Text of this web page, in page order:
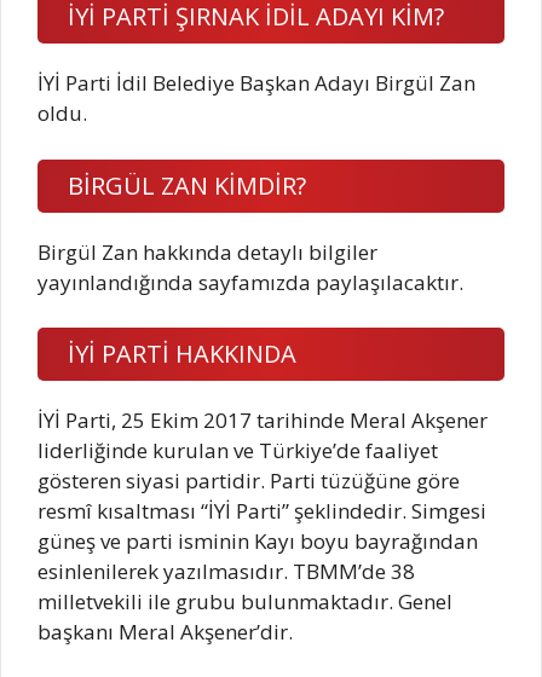
İYİ PARTİ ŞIRNAK İDİL ADAYI KİM?
İYİ Parti İdil Belediye Başkan Adayı Birgül Zan
oldu.
BİRGÜL ZAN KİMDİR?
Birgül Zan hakkında detaylı bilgiler
yayınlandığında sayfamızda paylaşılacaktır.
İYİ PARTİ HAKKINDA
İYİ Parti, 25 Ekim 2017 tarihinde Meral Akşener
liderliğinde kurulan ve Türkiye’de faaliyet
gösteren siyasi partidir. Parti tüzüğüne göre
resmî kısaltması “İYİ Parti” şeklindedir. Simgesi
güneş ve parti isminin Kayı boyu bayrağından
esinlenilerek yazılmasıdır. TBMM’de 38
milletvekili ile grubu bulunmaktadır. Genel
başkanı Meral Akşener’dir.